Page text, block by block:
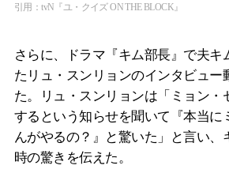
引用：tvN『ユ・クイズ ON THE BLOCK』
さらに、ドラマ『キム部長』で夫キ
たリュ・スンリョンのインタビュー
た。リュ・スンリョンは「ミョン・
するという知らせを聞いて『本当に
んがやるの？』と驚いた」と言い、
時の驚きを伝えた。